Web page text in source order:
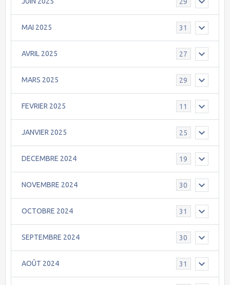
MAI 2025 31
AVRIL 2025 27
MARS 2025 29
FEVRIER 2025 11
JANVIER 2025 25
DECEMBRE 2024 19
NOVEMBRE 2024 30
OCTOBRE 2024 31
SEPTEMBRE 2024 30
AOÛT 2024 31